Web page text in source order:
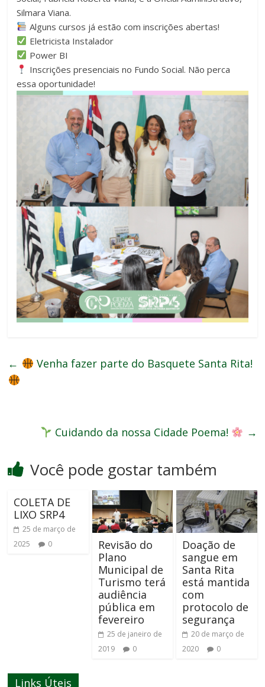
Silmara Viana.
Alguns cursos já estão com inscrições abertas!
Eletricista Instalador
Power BI
Inscrições presenciais no Fundo Social. Não perca
essa oportunidade!
← Venha fazer parte do Basquete Santa Rita!
Cuidando da nossa Cidade Poema! →
Você pode gostar também
COLETA DE
LIXO SRP4
25 de março de
2025
0
Revisão do
Plano
Municipal de
Turismo terá
audiência
pública em
fevereiro
25 de janeiro de
2019
0
Doação de
sangue em
Santa Rita
está mantida
com
protocolo de
segurança
20 de março de
2020
0
Links Úteis